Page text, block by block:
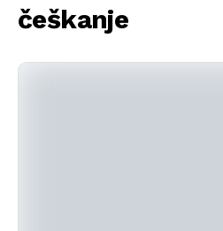
češkanje